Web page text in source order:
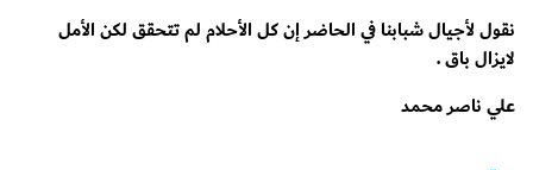
نقول لأجيال شبابنا في الحاضر إن كل الأحلام لم تتحقق لكن الأمل
لايزال باق .
علي ناصر محمد